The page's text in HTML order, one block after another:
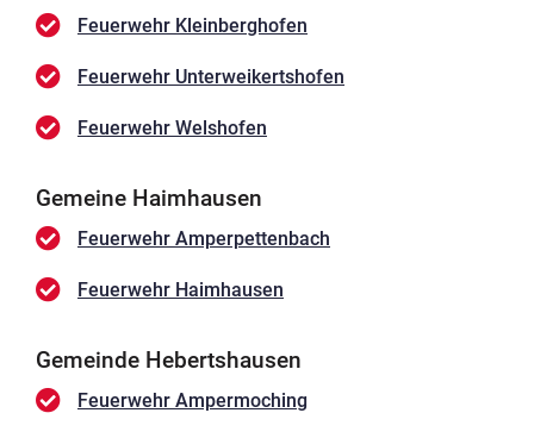
Feuerwehr Kleinberghofen
Feuerwehr Unterweikertshofen
Feuerwehr Welshofen
Gemeine Haimhausen
Feuerwehr Amperpettenbach
Feuerwehr Haimhausen
Gemeinde Hebertshausen
Feuerwehr Ampermoching